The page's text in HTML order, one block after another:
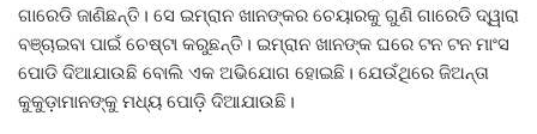
ଗାରେଡି ଜାଣିଛନ୍ତି। ସେ ଇମ୍ରାନ ଖାନଙ୍କର ଚେୟାରକୁ ଗୁଣି ଗାରେଡି ଦ୍ୱାରା
ବଞ୍ଚାଇବା ପାଇଁ ଚେଷ୍ଟା କରୁଛନ୍ତି। ଇମ୍ରାନ ଖାନଙ୍କ ଘରେ ଟନ ଟନ ମାଂସ
ପୋଡି ଦିଆଯାଉଛି ବୋଲି ଏକ ଅଭିଯୋଗ ହୋଇଛି। ଯେଉଁଥିରେ ଜିଅନ୍ତା
କୁକୁଡ଼ାମାନଙ୍କୁ ମଧ୍ୟ ପୋଡ଼ି ଦିଆଯାଉଛି।